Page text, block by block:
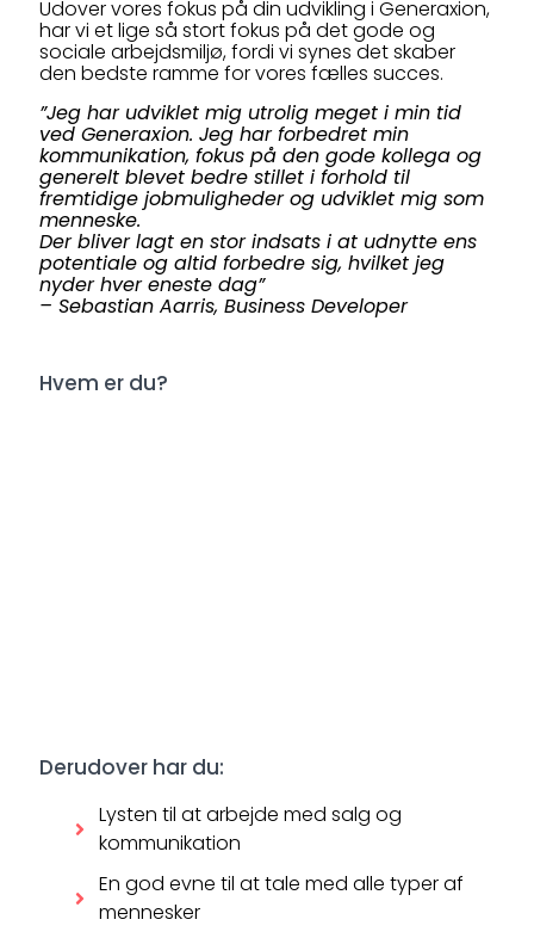
Udover vores fokus på din udvikling i Generaxion,
har vi et lige så stort fokus på det gode og
sociale arbejdsmiljø, fordi vi synes det skaber
den bedste ramme for vores fælles succes.
”Jeg har udviklet mig utrolig meget i min tid
ved Generaxion. Jeg har forbedret min
kommunikation, fokus på den gode kollega og
generelt blevet bedre stillet i forhold til
fremtidige jobmuligheder og udviklet mig som
menneske.
Der bliver lagt en stor indsats i at udnytte ens
potentiale og altid forbedre sig, hvilket jeg
nyder hver eneste dag”
– Sebastian Aarris, Business Developer
Hvem er du?
Derudover har du:
Lysten til at arbejde med salg og
kommunikation
En god evne til at tale med alle typer af
mennesker